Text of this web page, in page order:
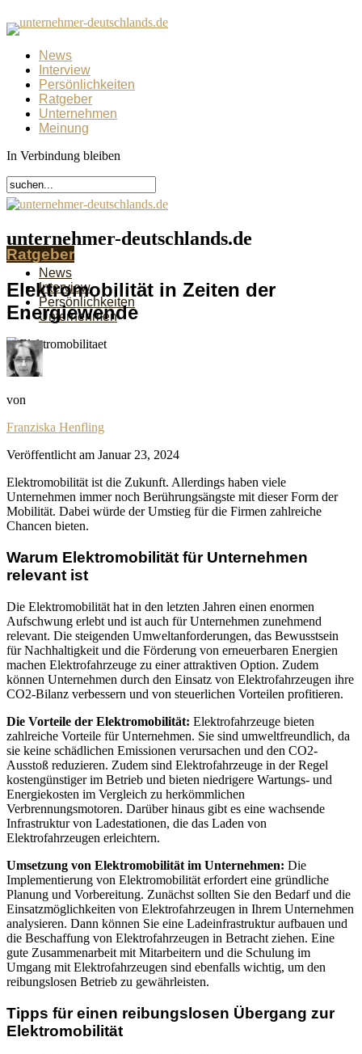
News
Interview
Persönlichkeiten
Ratgeber
Unternehmen
Meinung
In Verbindung bleiben
unternehmer-deutschlands.de
News
Interview
Persönlichkeiten
Unternehmen
Ratgeber
Elektromobilität in Zeiten der
Energiewende
von
Franziska Henfling
Veröffentlicht am Januar 23, 2024
Elektromobilität ist die Zukunft. Allerdings haben viele
Unternehmen immer noch Berührungsängste mit dieser Form der
Mobilität. Dabei würde der Umstieg für die Firmen zahlreiche
Chancen bieten.
Warum Elektromobilität für Unternehmen
relevant ist
Die Elektromobilität hat in den letzten Jahren einen enormen
Aufschwung erlebt und ist auch für Unternehmen zunehmend
relevant. Die steigenden Umweltanforderungen, das Bewusstsein
für Nachhaltigkeit und die Förderung von erneuerbaren Energien
machen Elektrofahrzeuge zu einer attraktiven Option. Zudem
können Unternehmen durch den Einsatz von Elektrofahrzeugen ihre
CO2-Bilanz verbessern und von steuerlichen Vorteilen profitieren.
Die Vorteile der Elektromobilität: Elektrofahrzeuge bieten
zahlreiche Vorteile für Unternehmen. Sie sind umweltfreundlich, da
sie keine schädlichen Emissionen verursachen und den CO2-
Ausstoß reduzieren. Zudem sind Elektrofahrzeuge in der Regel
kostengünstiger im Betrieb und bieten niedrigere Wartungs- und
Energiekosten im Vergleich zu herkömmlichen
Verbrennungsmotoren. Darüber hinaus gibt es eine wachsende
Infrastruktur von Ladestationen, die das Laden von
Elektrofahrzeugen erleichtern.
Umsetzung von Elektromobilität im Unternehmen: Die
Implementierung von Elektromobilität erfordert eine gründliche
Planung und Vorbereitung. Zunächst sollten Sie den Bedarf und die
Einsatzmöglichkeiten von Elektrofahrzeugen in Ihrem Unternehmen
analysieren. Dann können Sie eine Ladeinfrastruktur aufbauen und
die Beschaffung von Elektrofahrzeugen in Betracht ziehen. Eine
gute Zusammenarbeit mit Mitarbeitern und die Schulung im
Umgang mit Elektrofahrzeugen sind ebenfalls wichtig, um den
reibungslosen Betrieb zu gewährleisten.
Tipps für einen reibungslosen Übergang zur
Elektromobilität